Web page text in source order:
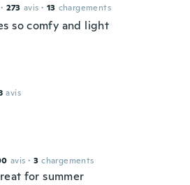
· 273 avis · 13 chargements
so comfy and light
avis
avis · 3 chargements
for summer